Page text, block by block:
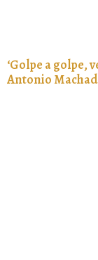
‘Golpe a golpe,
Antonio